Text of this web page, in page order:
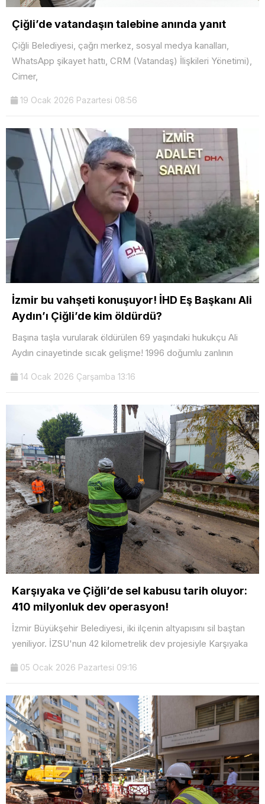
Çiğli’de vatandaşın talebine anında yanıt
Çiğli Belediyesi, çağrı merkez, sosyal medya kanalları,
WhatsApp şikayet hattı, CRM (Vatandaş) İlişkileri Yönetimi),
Cimer,
19 Ocak 2026 Pazartesi 08:56
İzmir bu vahşeti konuşuyor! İHD Eş Başkanı Ali
Aydın’ı Çiğli’de kim öldürdü?
Başına taşla vurularak öldürülen 69 yaşındaki hukukçu Ali
Aydın cinayetinde sıcak gelişme! 1996 doğumlu zanlının
14 Ocak 2026 Çarşamba 13:16
Karşıyaka ve Çiğli’de sel kabusu tarih oluyor:
410 milyonluk dev operasyon!
İzmir Büyükşehir Belediyesi, iki ilçenin altyapısını sil baştan
yeniliyor. İZSU'nun 42 kilometrelik dev projesiyle Karşıyaka
05 Ocak 2026 Pazartesi 09:16